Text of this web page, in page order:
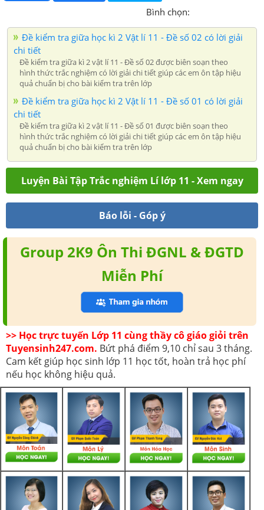
Bình chọn:
Đề kiểm tra giữa học kì 2 Vật lí 11 - Đề số 02 có lời giải
chi tiết
Đề kiểm tra giữa kì 2 vật lí 11 - Đề số 02 được biên soạn theo
hình thức trắc nghiệm có lời giải chi tiết giúp các em ôn tập hiệu
quả chuẩn bị cho bài kiểm tra trên lớp
Đề kiểm tra giữa học kì 2 Vật lí 11 - Đề số 01 có lời giải
chi tiết
Đề kiểm tra giữa kì 2 vật lí 11 - Đề số 01 được biên soạn theo
hình thức trắc nghiệm có lời giải chi tiết giúp các em ôn tập hiệu
quả chuẩn bị cho bài kiểm tra trên lớp
Luyện Bài Tập Trắc nghiệm Lí lớp 11 - Xem ngay
Báo lỗi - Góp ý
Group 2K9 Ôn Thi ĐGNL & ĐGTD
Miễn Phí
>> Học trực tuyến Lớp 11 cùng thầy cô giáo giỏi trên
Tuyensinh247.com. Bứt phá điểm 9,10 chỉ sau 3 tháng.
Cam kết giúp học sinh lớp 11 học tốt, hoàn trả học phí
nếu học không hiệu quả.